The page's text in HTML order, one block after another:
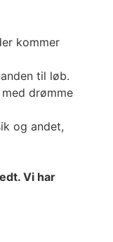
kommer
til løb.
drømme
og andet,
Vi har